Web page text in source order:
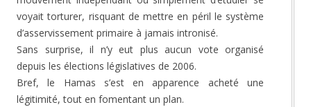
voyait torturer, risquant de mettre en péril le système
d’asservissement primaire à jamais intronisé.
Sans surprise, il n’y eut plus aucun vote organisé
depuis les élections législatives de 2006.
Bref, le Hamas s’est en apparence acheté une
légitimité, tout en fomentant un plan.